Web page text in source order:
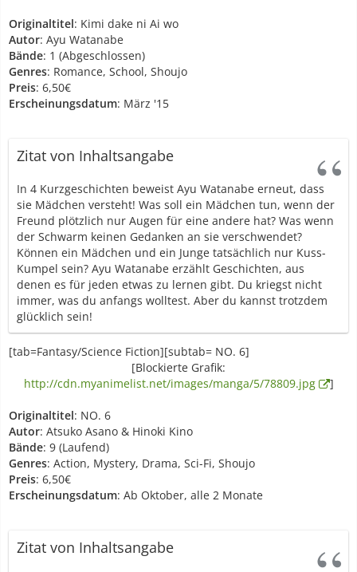
Originaltitel: Kimi dake ni Ai wo
Autor: Ayu Watanabe
Bände: 1 (Abgeschlossen)
Genres: Romance, School, Shoujo
Preis: 6,50€
Erscheinungsdatum: März '15
Zitat von Inhaltsangabe
In 4 Kurzgeschichten beweist Ayu Watanabe erneut, dass
sie Mädchen versteht! Was soll ein Mädchen tun, wenn der
Freund plötzlich nur Augen für eine andere hat? Was wenn
der Schwarm keinen Gedanken an sie verschwendet?
Können ein Mädchen und ein Junge tatsächlich nur Kuss-
Kumpel sein? Ayu Watanabe erzählt Geschichten, aus
denen es für jeden etwas zu lernen gibt. Du kriegst nicht
immer, was du anfangs wolltest. Aber du kannst trotzdem
glücklich sein!
[tab=Fantasy/Science Fiction][subtab= NO. 6]
[Blockierte Grafik:
http://cdn.myanimelist.net/images/manga/5/78809.jpg
]
Originaltitel: NO. 6
Autor: Atsuko Asano & Hinoki Kino
Bände: 9 (Laufend)
Genres: Action, Mystery, Drama, Sci-Fi, Shoujo
Preis: 6,50€
Erscheinungsdatum: Ab Oktober, alle 2 Monate
Zitat von Inhaltsangabe